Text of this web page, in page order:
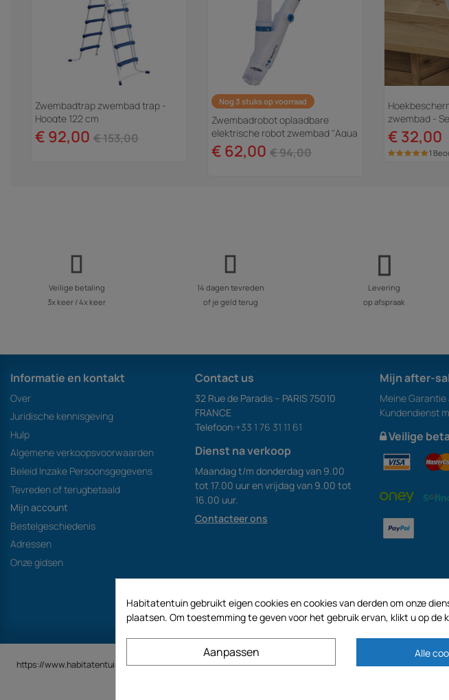
Zwembadtrap zwembad trap -
Hoogte 122 cm
€ 92,00 € 153,00
Nog 3 stuks op voorraad
Zwembadrobot oplaadbare
elektrische robot zwembad "Aqua
Jack 100"
€ 62,00 € 94,00
zwembad -
€ 32,00
1
Veilige betaling
3x keer / 4x keer
14 dagen tevreden
of je geld terug
Levering
op afspraak
Informatie en kontakt
Over
Juridische kennisgeving
Hulp
Algemene verkoopsvoorwaarden
Beleid Inzake Persoonsgegevens
Tevreden of terugbetaald
Mijn account
Bestelgeschiedenis
Adressen
Onze gidsen
Contact us
32 Rue de Paradis – PARIS 75010
FRANCE
Telefoon:+33 1 76 31 11 61
Dienst na verkoop
Maandag t/m donderdag van 9.00
tot 17.00 uur en vrijdag van 9.00 tot
16.00 uur.
Contacteer ons
Mijn after-
Meine
Kundendienst
Veilige
https://www.habitatentuin.nl is een site van het bedrijf GECODIS SA met een kapitaal van € 187.203,29, 32 Rue
Habitatentuin gebruikt eigen cookies en cookies van derden om onze
plaatsen. Om toestemming te geven voor het gebruik ervan, klikt u op de
Alle
Aanpassen